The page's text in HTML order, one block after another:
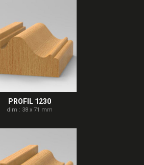
PROFIL 1230
dim : 38 x 71 mm